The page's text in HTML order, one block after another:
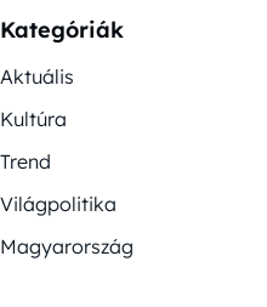
Kategóriák
Aktuális
Kultúra
Trend
Világpolitika
Magyarország